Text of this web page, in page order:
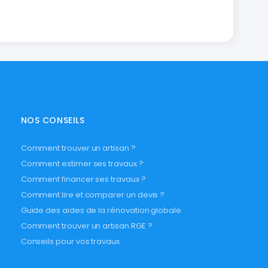
NOS CONSEILS
Comment trouver un artisan ?
Comment estimer ses travaux ?
Comment financer ses travaux ?
Comment lire et comparer un devis ?
Guide des aides de la rénovation globale
Comment trouver un artisan RGE ?
Conseils pour vos travaux